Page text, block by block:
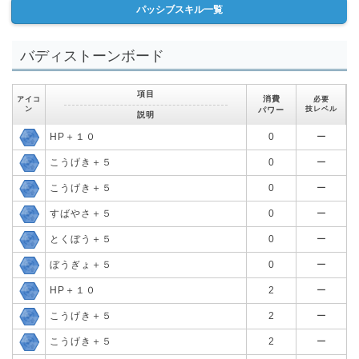
パッシブスキル一覧
バディストーンボード
アイコ
ン
項目
説明
消費
パワー
必要
技レベル
HP＋１０ 0 ー
こうげき＋５ 0 ー
こうげき＋５ 0 ー
すばやさ＋５ 0 ー
とくぼう＋５ 0 ー
ぼうぎょ＋５ 0 ー
HP＋１０ 2 ー
こうげき＋５ 2 ー
こうげき＋５ 2 ー